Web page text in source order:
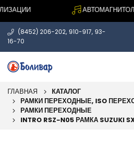
АВТОМАГНИТОЛЫ
(8452) 206-202, 910-917, 93-
16-70
ГЛАВНАЯ
КАТАЛОГ
РАМКИ ПЕРЕХОДНЫЕ, ISO
РАМКИ ПЕРЕХОДНЫЕ
INTRO RSZ-N05 РАМКА SUZUKI